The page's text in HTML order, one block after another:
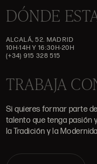
DÓNDE
ALCALÁ, 52. MADRID
10H-14H Y 16:30H-20H
(+34) 915 328 515
TRABAJA
Si quieres formar parte
talento que tenga pasión
la Tradición y la